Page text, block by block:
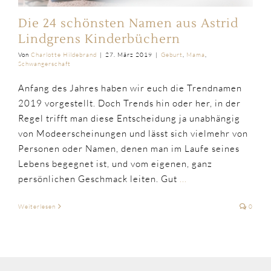
Die 24 schönsten Namen aus Astrid
Lindgrens Kinderbüchern
Von Charlotte Hildebrand | 27. März 2019 | Geburt, Mama,
Schwangerschaft
Anfang des Jahres haben wir euch die Trendnamen
2019 vorgestellt. Doch Trends hin oder her, in der
Regel trifft man diese Entscheidung ja unabhängig
von Modeerscheinungen und lässt sich vielmehr von
Personen oder Namen, denen man im Laufe seines
Lebens begegnet ist, und vom eigenen, ganz
persönlichen Geschmack leiten. Gut ...
Weiterlesen 0